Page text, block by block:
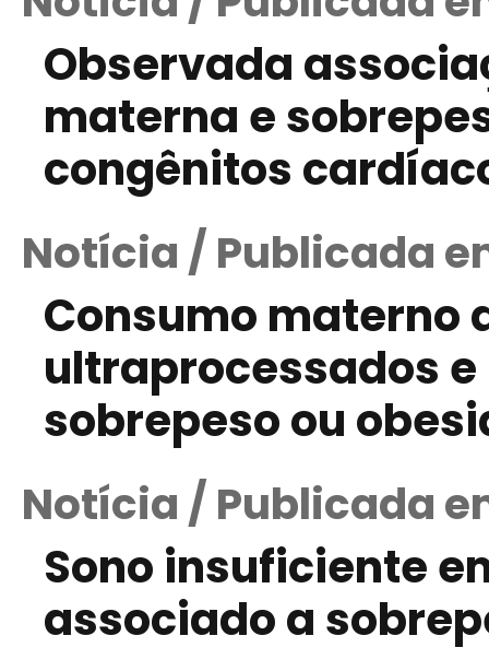
Observada
materna e
congênitos
Notícia / Publicada
Consumo materno
ultraprocessados
sobrepeso ou
Notícia / Publicada
Sono insuficiente
associado a